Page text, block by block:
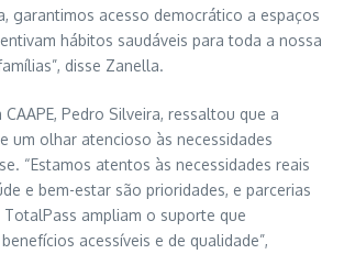
garantimos acesso democrático a espaços
hábitos saudáveis para toda a nossa
disse Zanella.
CAAPE, Pedro Silveira, ressaltou que a
um olhar atencioso às necessidades
“Estamos atentos às necessidades reais
e bem-estar são prioridades, e parcerias
ampliam o suporte que
acessíveis e de qualidade”,